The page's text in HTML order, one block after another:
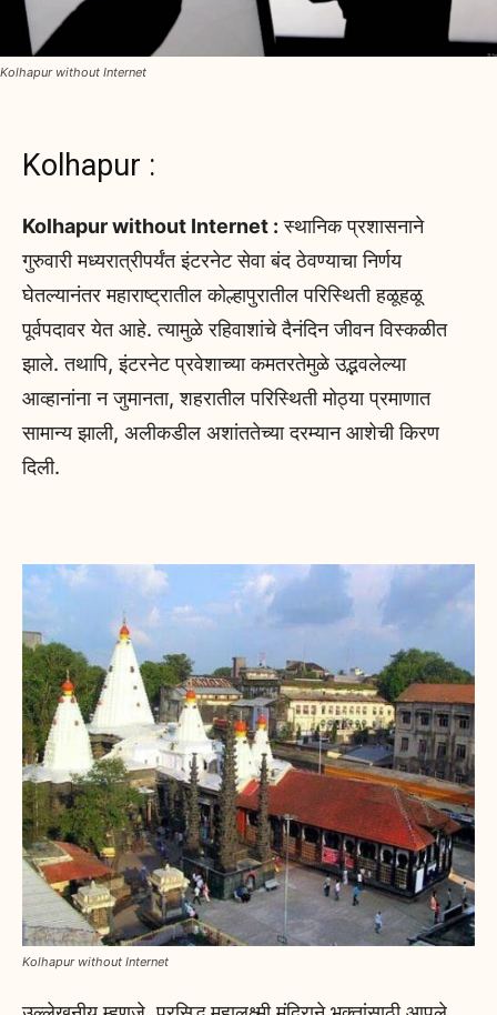
Kolhapur without Internet
Kolhapur :
Kolhapur without Internet : स्थानिक प्रशासनाने
गुरुवारी मध्यरात्रीपर्यंत इंटरनेट सेवा बंद ठेवण्याचा निर्णय
घेतल्यानंतर महाराष्ट्रातील कोल्हापुरातील परिस्थिती हळूहळू
पूर्वपदावर येत आहे. त्यामुळे रहिवाशांचे दैनंदिन जीवन विस्कळीत
झाले. तथापि, इंटरनेट प्रवेशाच्या कमतरतेमुळे उद्भवलेल्या
आव्हानांना न जुमानता, शहरातील परिस्थिती मोठ्या प्रमाणात
सामान्य झाली, अलीकडील अशांततेच्या दरम्यान आशेची किरण
दिली.
Kolhapur without Internet